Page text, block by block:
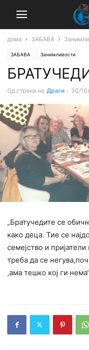
дома ЗАБАВА
ЗАБАВА Занимливости
Од страна на Драги - 30/
„Братучедите се
како деца. Тие се
семејство и
треба да се
,ама тешко кој ги